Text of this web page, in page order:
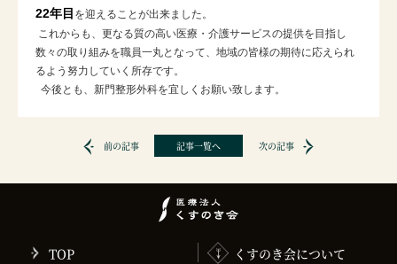
22年目 を迎えることが出来ました。
これからも、更なる質の高い医療・介護サービスの提供を目指し
数々の取り組みを職員一丸となって、地域の皆様の期待に応えられ
るよう努力していく所存です。
今後とも、新門整形外科を宜しくお願い致します。
前の記事 記事一覧へ 次の記事
TOP くすのき会について